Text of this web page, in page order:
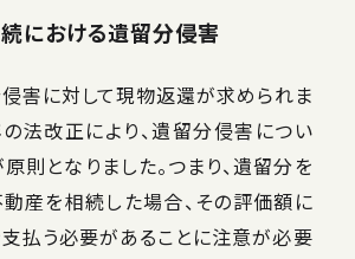
における遺留分侵害
害に対して現物返還が求められま
の法改正により、遺留分侵害につい
則となりました。つまり、遺留分を
産を相続した場合、その評価額に
払う必要があることに注意が必要